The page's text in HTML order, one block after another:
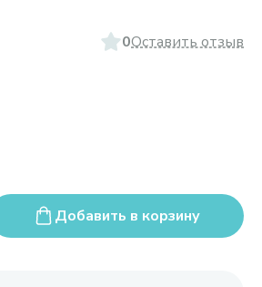
0Оставить отзыв
Добавить в корзину